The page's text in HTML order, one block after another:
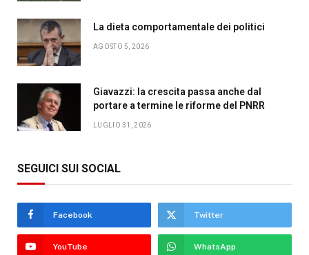
La dieta comportamentale dei politici
AGOSTO 5, 2026
Giavazzi: la crescita passa anche dal
portare a termine le riforme del PNRR
LUGLIO 31, 2026
SEGUICI SUI SOCIAL
Facebook Twitter
YouTube WhatsApp